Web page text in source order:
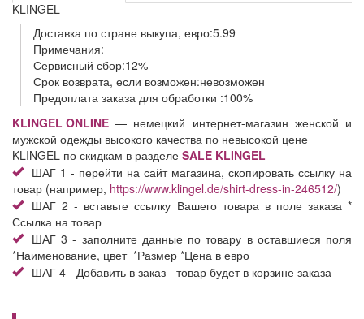
KLINGEL
Доставка по стране выкупа, евро:5.99
Примечания:
Сервисный сбор:12%
Срок возврата, если возможен:невозможен
Предоплата заказа для обработки :100%
KLINGEL ONLINE — немецкий интернет-магазин женской и
мужской одежды высокого качества по невысокой цене
KLINGEL по скидкам в разделе SALE KLINGEL
ШАГ 1 - перейти на сайт магазина, скопировать ссылку на
товар (например, https://www.klingel.de/shirt-dress-in-246512/)
ШАГ 2 - вставьте ссылку Вашего товара в поле заказа *
Ссылка на товар
ШАГ 3 - заполните данные по товару в оставшиеся поля
*Наименование, цвет *Размер *Цена в евро
ШАГ 4 - Добавить в заказ - товар будет в корзине заказа